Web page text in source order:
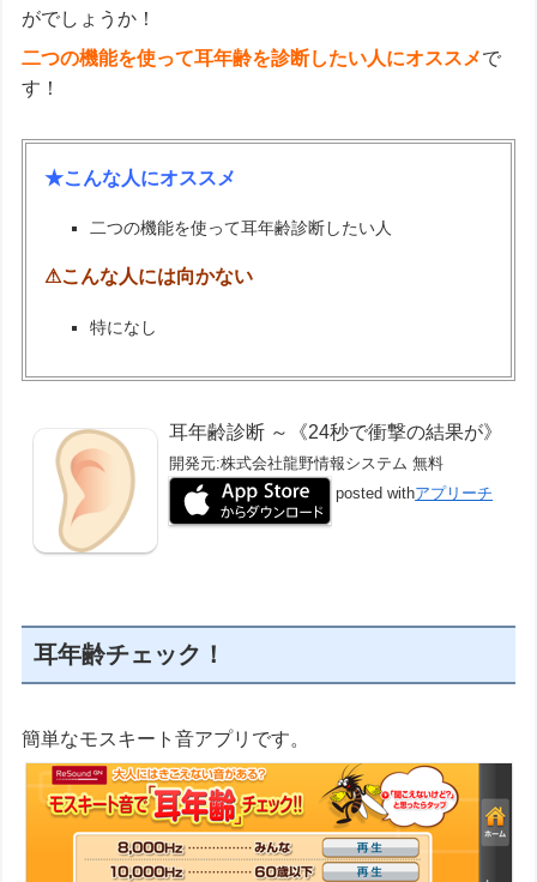
がでしょうか！
二つの機能を使って耳年齢を診断したい人にオススメで
す！
★こんな人にオススメ
二つの機能を使って耳年齢診断したい人
⚠こんな人には向かない
特になし
耳年齢診断 ～《24秒で衝撃の結果が》
開発元:株式会社龍野情報システム 無料
posted withアプリーチ
耳年齢チェック！
簡単なモスキート音アプリです。